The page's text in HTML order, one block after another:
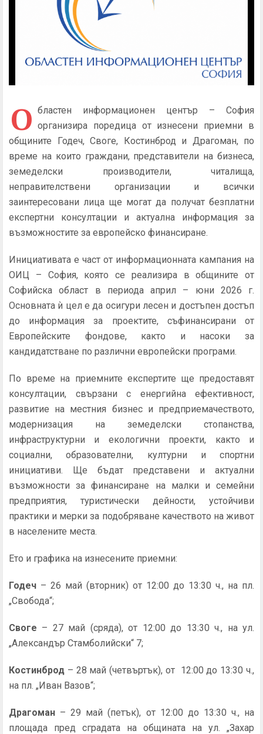
О бластен информационен център – София
организира поредица от изнесени приемни в
общините Годеч, Своге, Костинброд и Драгоман, по
време на които граждани, представители на бизнеса,
земеделски производители, читалища,
неправителствени организации и всички
заинтересовани лица ще могат да получат безплатни
експертни консултации и актуална информация за
възможностите за европейско финансиране.
Инициативата е част от информационната кампания на
ОИЦ – София, която се реализира в общините от
Софийска област в периода април – юни 2026 г.
Основната ѝ цел е да осигури лесен и достъпен достъп
до информация за проектите, съфинансирани от
Европейските фондове, както и насоки за
кандидатстване по различни европейски програми.
По време на приемните експертите ще предоставят
консултации, свързани с енергийна ефективност,
развитие на местния бизнес и предприемачеството,
модернизация на земеделски стопанства,
инфраструктурни и екологични проекти, както и
социални, образователни, културни и спортни
инициативи. Ще бъдат представени и актуални
възможности за финансиране на малки и семейни
предприятия, туристически дейности, устойчиви
практики и мерки за подобряване качеството на живот
в населените места.
Ето и графика на изнесените приемни:
Годеч – 26 май (вторник) от 12:00 до 13:30 ч., на пл.
„Свобода“;
Своге – 27 май (сряда),от 12:00 до 13:30 ч., на ул.
„Александър Стамболийски“ 7;
Костинброд – 28 май (четвъртък), от 12:00 до 13:30 ч.,
на пл. „Иван Вазов“;
Драгоман – 29 май (петък), от 12:00 до 13:30 ч., на
площада пред сградата на общината на ул. „Захар